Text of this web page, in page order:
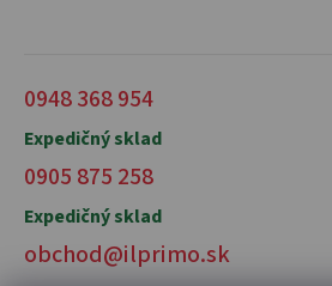
0948 368 954
Expedičný sklad
0905 875 258
Expedičný sklad
obchod@ilprimo.sk